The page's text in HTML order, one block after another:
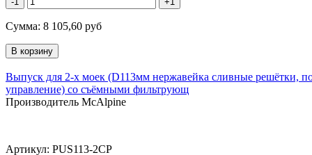
Сумма: 8 105,60 руб
Выпуск для 2-х моек (D113мм нержавейка сливные решётки,
управление) со съёмными фильтрующ
Производитель McAlpine
Артикул: PUS113-2CP